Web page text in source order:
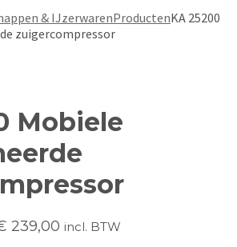
& IJzerwarenProductenKA 25200
zuigercompressor
Mobiele
239,00 incl. BTW